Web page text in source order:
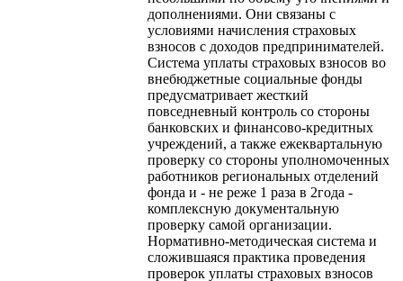
дополнениями. Они связаны с
условиями начисления страховых
взносов с доходов предпринимателей.
Система уплаты страховых взносов во
внебюджетные социальные фонды
предусматривает жесткий
повседневный контроль со стороны
банковских и финансово-кредитных
учреждений, а также ежеквартальную
проверку со стороны уполномоченных
работников региональных отделений
фонда и - не реже 1 раза в 2года -
комплексную документальную
проверку самой организации.
Нормативно-методическая система и
сложившаяся практика проведения
проверок уплаты страховых взносов